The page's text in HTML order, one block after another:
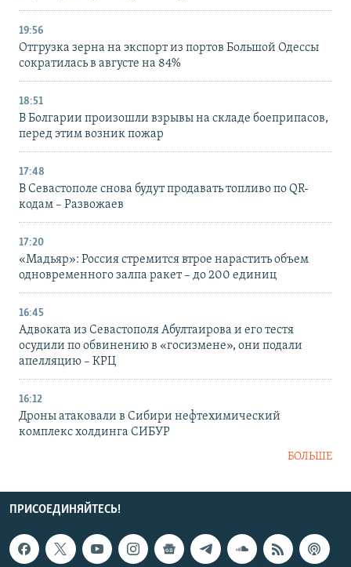
19:56
Отгрузка зерна на экспорт из портов Большой Одессы
сократилась в августе на 84%
18:51
В Болгарии произошли взрывы на складе боеприпасов,
перед этим возник пожар
17:48
В Севастополе снова будут продавать топливо по QR-
кодам – Развожаев
17:20
«Мадьяр»: Россия стремится втрое нарастить объем
одновременного залпа ракет – до 200 единиц
16:45
Адвоката из Севастополя Абултаирова и его тестя
осудили по обвинению в «госизмене», они подали
апелляцию – КРЦ
16:12
Дроны атаковали в Сибири нефтехимический
комплекс холдинга СИБУР
БОЛЬШЕ
ПРИСОЕДИНЯЙТЕСЬ!